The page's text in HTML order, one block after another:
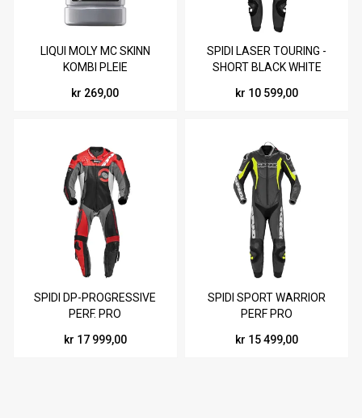
LIQUI MOLY MC SKINN
KOMBI PLEIE
kr 269,00
SPIDI LASER TOURING -
SHORT BLACK WHITE
kr 10 599,00
SPIDI DP-PROGRESSIVE
PERF. PRO
kr 17 999,00
SPIDI SPORT WARRIOR
PERF PRO
kr 15 499,00